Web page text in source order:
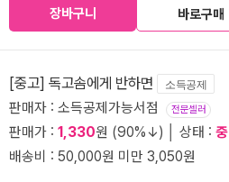
장바구니 바로구매
[중고] 독고솜에게 반하면 소득공제
판매자 : 소득공제가능서점 전문셀러
판매가 : 1,330원 (90%↓) │ 상태 : 중
배송비 : 50,000원 미만 3,050원